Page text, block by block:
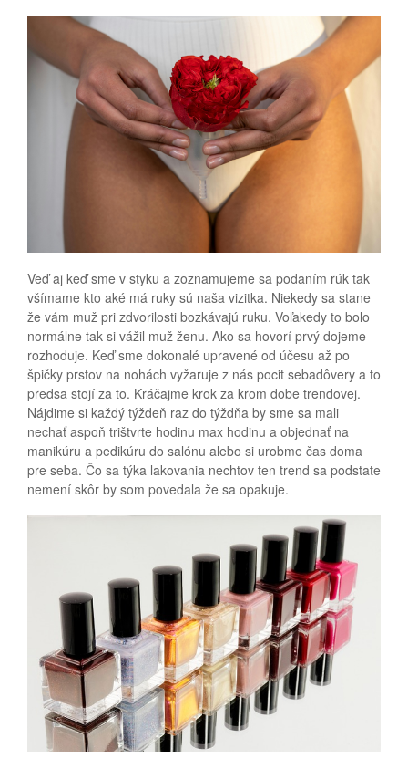
Veď aj keď sme v styku a zoznamujeme sa podaním rúk tak
všímame kto aké má ruky sú naša vizitka. Niekedy sa stane
že vám muž pri zdvorilosti bozkávajú ruku. Voľakedy to bolo
normálne tak si vážil muž ženu. Ako sa hovorí prvý dojeme
rozhoduje. Keď sme dokonalé upravené od účesu až po
špičky prstov na nohách vyžaruje z nás pocit sebadôvery a to
predsa stojí za to. Kráčajme krok za krom dobe trendovej.
Nájdime si každý týždeň raz do týždňa by sme sa mali
nechať aspoň trištvrte hodinu max hodinu a objednať na
manikúru a pedikúru do salónu alebo si urobme čas doma
pre seba. Čo sa týka lakovania nechtov ten trend sa podstate
nemení skôr by som povedala že sa opakuje.